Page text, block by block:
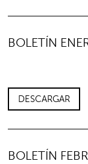
BOLETÍN
DESCARGAR
BOLETÍN